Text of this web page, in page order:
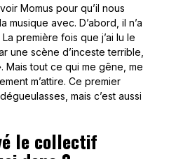
Momus pour qu’il nous
avec. D’abord, il n’a
première fois que j’ai lu le
une scène d’inceste terrible,
Mais tout ce qui me gêne, me
m’attire. Ce premier
mais c’est aussi
le collectif